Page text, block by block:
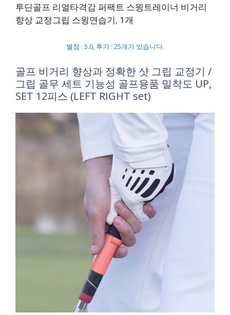
투딘골프 리얼타격감 퍼팩트 스윙트레이너 비거리
향상 교정그립 스윙연습기, 1개
별점 : 5.0, 후기 : 25개가 있습니다.
골프 비거리 향상과 정확한 샷 그립 교정기 /
그립 골무 세트 기능성 골프용품 밀착도 UP,
SET 12피스 (LEFT RIGHT set)